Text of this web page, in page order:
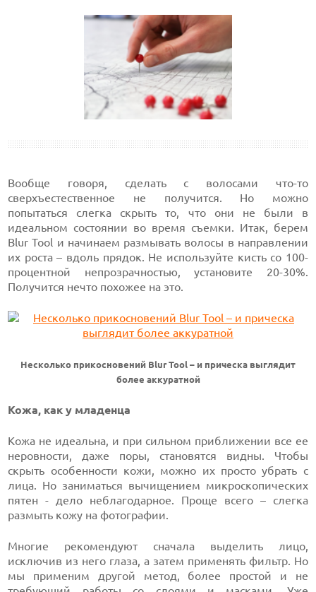
Вообще говоря, сделать с волосами что-то
сверхъестественное не получится. Но можно
попытаться слегка скрыть то, что они не были в
идеальном состоянии во время съемки. Итак, берем
Blur Tool и начинаем размывать волосы в направлении
их роста – вдоль прядок. Не используйте кисть со 100-
процентной непрозрачностью, установите 20-30%.
Получится нечто похожее на это.
Несколько прикосновений Blur Tool – и прическа выглядит
более аккуратной
Кожа, как у младенца
Кожа не идеальна, и при сильном приближении все ее
неровности, даже поры, становятся видны. Чтобы
скрыть особенности кожи, можно их просто убрать с
лица. Но заниматься вычищением микроскопических
пятен - дело неблагодарное. Проще всего – слегка
размыть кожу на фотографии.
Многие рекомендуют сначала выделить лицо,
исключив из него глаза, а затем применять фильтр. Но
мы применим другой метод, более простой и не